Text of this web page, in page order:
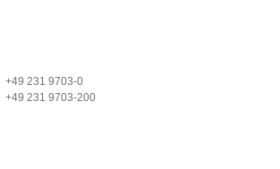
+49 231 9703-0
+49 231 9703-200